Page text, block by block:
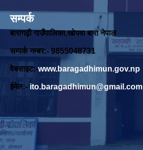
सम्पर्क
बारागढ़ी गाउँपालिका,खोपवा बारा नेपाल
सम्पर्क नम्बर:- 9855048731
वेबसाइट:-www.baragadhimun.gov.np
ईमेल:- ito.baragadhimun@gmail.com